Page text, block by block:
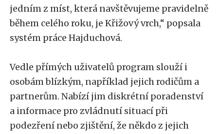
jedním z míst, která navštěvujeme pravidelně
během celého roku, je Křižový vrch,“ popsala
systém práce Hajduchová.
Vedle přímých uživatelů program slouží i
osobám blízkým, například jejich rodičům a
partnerům. Nabízí jim diskrétní poradenství
a informace pro zvládnutí situací při
podezření nebo zjištění, že někdo z jejich